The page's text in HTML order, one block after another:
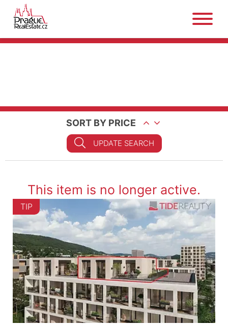
SORT BY PRICE
UPDATE SEARCH
This item is no longer active.
TIP